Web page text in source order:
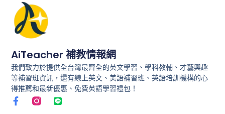
AiTeacher 補教情報網
我們致力於提供全台灣最齊全的英文學習、學科教輔、才藝興趣
等補習班資訊，還有線上英文、美語補習班、英語培訓機構的心
得推薦和最新優惠、免費英語學習禮包！
F
a
L
i